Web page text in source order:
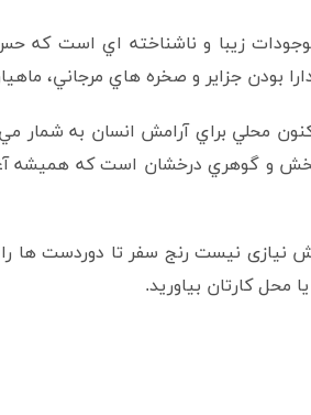
زيبا و ناشناخته اي است که
بودن جزاير و صخره هاي مرجاني،
محلي براي آرامش انسان به شمار
بخش و گوهري درخشان است که هميشه
نيازی نيست رنج سفر تا دوردست ها
محل کارتان بیاورید.